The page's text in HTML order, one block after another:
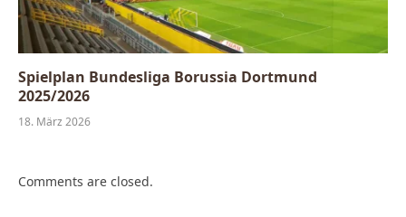
Spielplan Bundesliga Borussia Dortmund
2025/2026
18. März 2026
Comments are closed.